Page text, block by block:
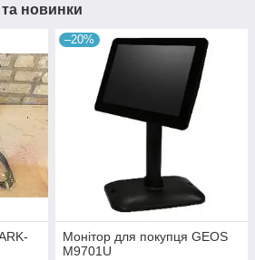
та новинки
–20%
Монітор для покупця GEOS
M9701U